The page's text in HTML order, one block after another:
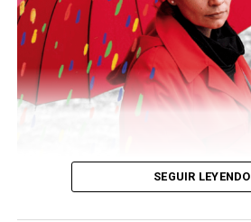
Descargar la Mu en PDF
SEGUIR LEYENDO